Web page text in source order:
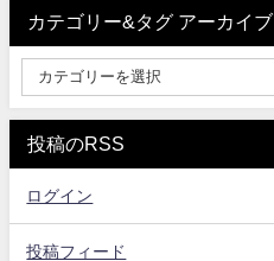
カテゴリー&タグ アーカイブ
投稿のRSS
ログイン
投稿フィード